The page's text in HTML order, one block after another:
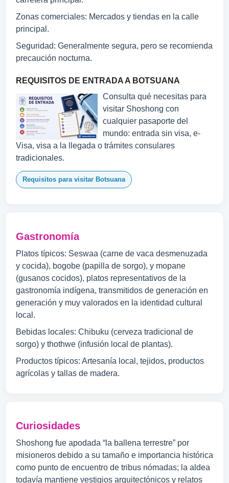
Zonas comerciales: Mercados y tiendas en la calle
principal.
Seguridad: Generalmente segura, pero se recomienda
precaución nocturna.
REQUISITOS DE ENTRADA A BOTSUANA
Consulta qué necesitas para
visitar Shoshong con
cualquier pasaporte del
mundo: entrada sin visa, e-
Visa, visa a la llegada o trámites consulares
tradicionales.
Requisitos para visitar Botsuana
Gastronomía
Platos típicos: Seswaa (carne de vaca desmenuzada
y cocida), bogobe (papilla de sorgo), y mopane
(gusanos cocidos), platos representativos de la
gastronomía indígena, transmitidos de generación en
generación y muy valorados en la identidad cultural
local.
Bebidas locales: Chibuku (cerveza tradicional de
sorgo) y thothwe (infusión local de plantas).
Productos típicos: Artesanía local, tejidos, productos
agrícolas y tallas de madera.
Curiosidades
Shoshong fue apodada “la ballena terrestre” por
misioneros debido a su tamaño e importancia histórica
como punto de encuentro de tribus nómadas; la aldea
todavía mantiene vestigios arquitectónicos y relatos